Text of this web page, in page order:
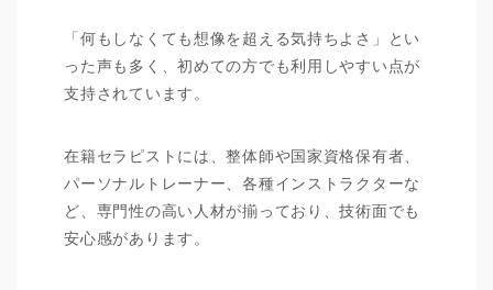
「何もしなくても想像を超える気持ちよさ」とい
った声も多く、初めての方でも利用しやすい点が
支持されています。
在籍セラピストには、整体師や国家資格保有者、
パーソナルトレーナー、各種インストラクターな
ど、専門性の高い人材が揃っており、技術面でも
安心感があります。